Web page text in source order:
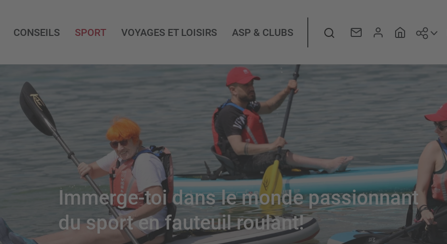
CONSEILS SPORT VOYAGES ET LOISIRS ASP & CLUBS Rechercher
Immerge-toi dans le monde passionnant
du sport en fauteuil roulant!